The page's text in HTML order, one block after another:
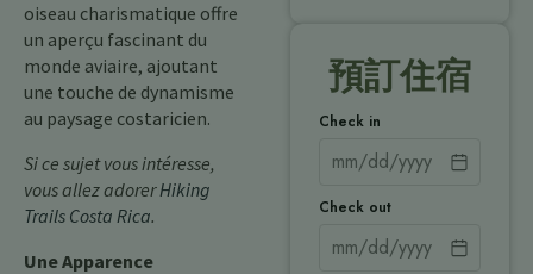
oiseau charismatique offre
un aperçu fascinant du
monde aviaire, ajoutant
une touche de dynamisme
au paysage costaricien.
Si ce sujet vous intéresse,
vous allez adorerHiking
Trails Costa Rica.
Une Apparence
預訂住宿
Check in
Check out